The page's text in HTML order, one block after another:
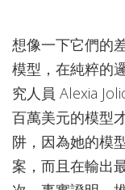
想像一下它們的
模型，在純粹的
究人員 Alexia
百萬美元的模型
阱，因為她的模
案，而且在輸出